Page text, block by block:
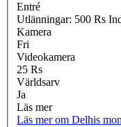
Entré
Utlänningar: 500 Rs
Kamera
Fri
Videokamera
25 Rs
Världsarv
Ja
Läs mer
Läs mer om Delhis